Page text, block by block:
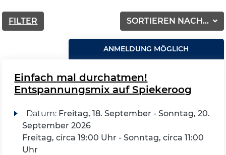
SORTIEREN NACH...
FILTER
ANMELDUNG MÖGLICH
Einfach mal durchatmen!
Entspannungsmix auf Spiekeroog
Datum: Freitag, 18. September - Sonntag, 20.
September 2026
Freitag, circa 19:00 Uhr - Sonntag, circa 11:00
Uhr